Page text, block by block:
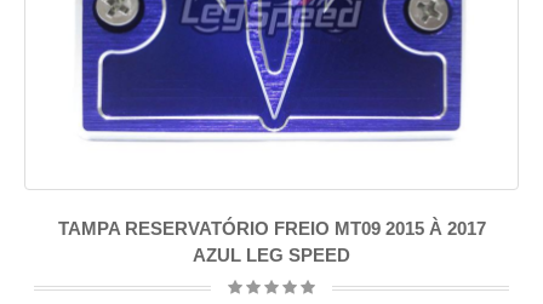
TAMPA RESERVATÓRIO FREIO MT09 2015 À 2017
AZUL LEG SPEED